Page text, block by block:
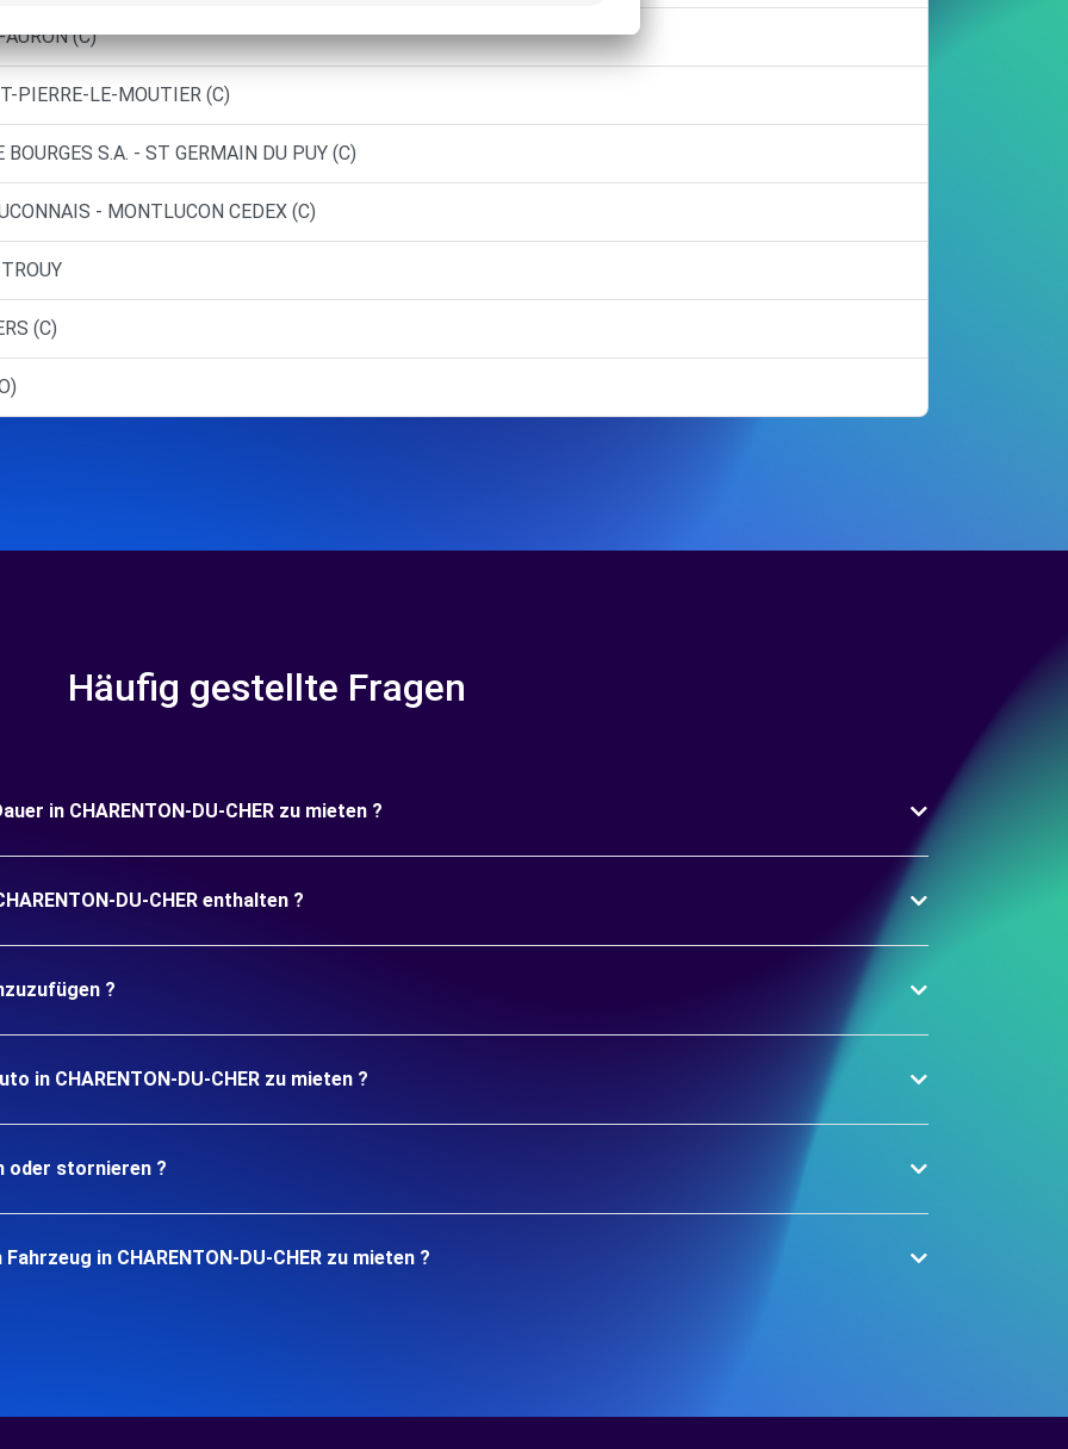
(C)
PIERRE-LE-MOUTIER (C)
S.A. - ST GERMAIN DU PUY (C)
- MONTLUCON CEDEX (C)
(C)
Häufig gestellte Fragen
in CHARENTON-DU-CHER zu mieten ?
DU-CHER enthalten ?
?
in CHARENTON-DU-CHER zu mieten ?
oder stornieren ?
in CHARENTON-DU-CHER zu mieten ?